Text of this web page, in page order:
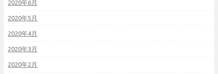
2020年6月
2020年5月
2020年4月
2020年3月
2020年2月